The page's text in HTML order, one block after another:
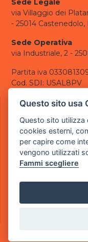
Sede Legale
via Villaggio dei
- 25014 Castenedolo,
Sede Operativa
via Industriale, 2 -
Partita iva
Cod. SDI: USAL8PV
CONTATTI
tel.: +39 030 376
tel.: +39 030 336 6259
pec:
LINK UTILI
Informazioni
Questo sito usa
Questo sito utilizza
cookies esterni,
per capire come
vengono utilizzati
Fammi scegliere